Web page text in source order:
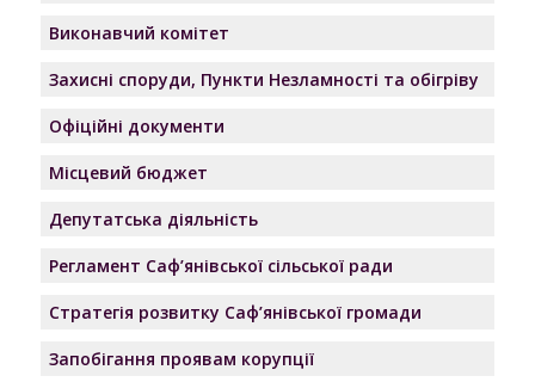
Виконавчий комітет
Захисні споруди, Пункти Незламності та обігріву
Офіційні документи
Місцевий бюджет
Депутатська діяльність
Регламент Саф’янівської сільської ради
Стратегія розвитку Саф’янівської громади
Запобігання проявам корупції